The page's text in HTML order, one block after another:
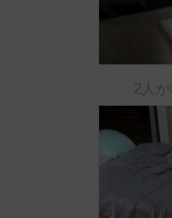
2人